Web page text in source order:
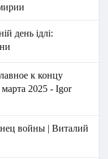
день ідлі:
к концу
2025 - Igor
войны | Виталий